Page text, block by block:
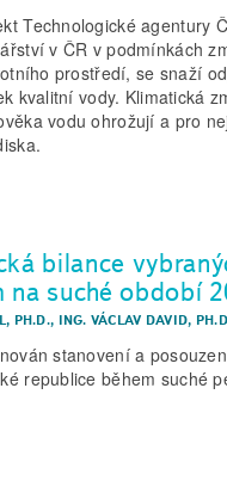
Technologické agentury
v ČR v podmínkách
prostředí, se snaží
kvalitní vody. Klimatická
vodu ohrožují a pro
bilance
na suché období
PH.D., ING. VÁCLAV DAVID,
stanovení a
republice během suché